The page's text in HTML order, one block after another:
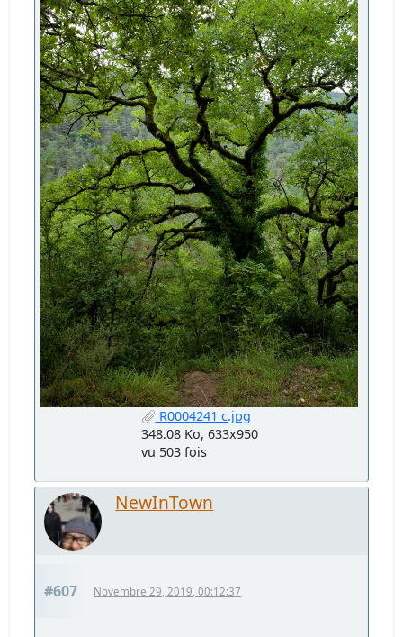
R0004241 c.jpg
348.08 Ko, 633x950
vu 503 fois
NewInTown
#607 Novembre 29, 2019, 00:12:37